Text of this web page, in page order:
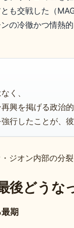
も交戦した（
の冷徹かつ情熱
く、
興を掲げる政治
行したことが、
ジオン内部の分
後どうな
期